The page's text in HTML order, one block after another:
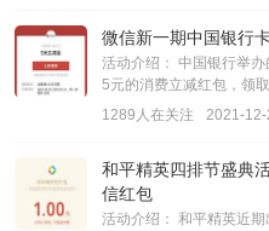
微信新一期中国银行
活动介绍： 中国银行举
5元的消费立减红包，领
1289人在关注
2021-
和平精英四排节盛典
信红包
活动介绍： 和平精英近